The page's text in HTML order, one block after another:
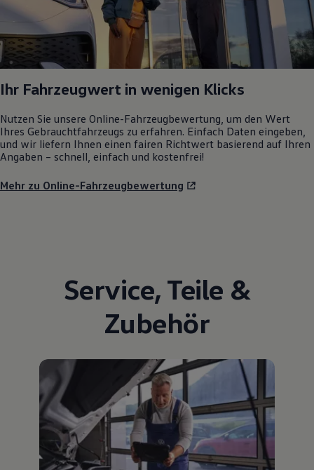
Ihr Fahrzeugwert in wenigen Klicks
Nutzen Sie unsere Online-Fahrzeugbewertung, um den Wert
Ihres Gebrauchtfahrzeugs zu erfahren. Einfach Daten eingeben,
und wir liefern Ihnen einen fairen Richtwert basierend auf Ihren
Angaben – schnell, einfach und kostenfrei!
Mehr zu Online-Fahrzeugbewertung
Service, Teile &
Zubehör